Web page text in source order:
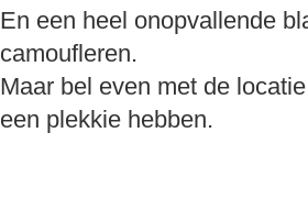
En een heel onopvallende
camoufleren.
Maar bel even met de
een plekkie hebben.